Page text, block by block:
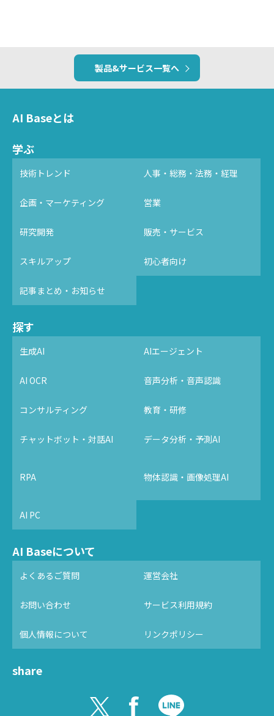
製品&サービス一覧へ
AI Baseとは
学ぶ
技術トレンド 人事・総務・法務・経理
企画・マーケティング 営業
研究開発 販売・サービス
スキルアップ 初心者向け
記事まとめ・お知らせ
探す
生成AI AIエージェント
AI OCR 音声分析・音声認識
コンサルティング 教育・研修
チャットボット・対話AI データ分析・予測AI
RPA 物体認識・画像処理AI
AI PC
AI Baseについて
よくあるご質問 運営会社
お問い合わせ サービス利用規約
個人情報について リンクポリシー
share